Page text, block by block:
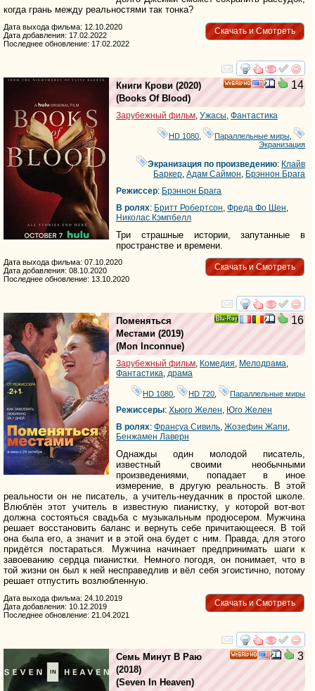
когда грань между реальностями так тонка?
Скачать и Смотреть
Дата выхода фильма: 12.10.2020
Дата добавления: 17.02.2022
Последнее обновление: 17.02.2022
смотреть
14
Книги Крови (2020)
(Books Of Blood)
Зарубежный фильм Ужасы Фантастика
HD 1080 Параллельные миры
Экранизация
Экранизация по произведению: Клайв
Баркер ,Адам Саймон Брэннон Брага
Режиссер: Брэннон Брага
В ролях: Бритт Робертсон Фреда Фо Шен
Николас Кэмпбелл
Три страшные истории, запутанные в
пространстве и времени.
Скачать и Смотреть
Дата выхода фильма: 07.10.2020
Дата добавления: 08.10.2020
Последнее обновление: 13.10.2020
смотреть
16
Поменяться
Местами (2019)
(Mon Inconnue)
Зарубежный фильм, Комедия, Мелодрама,
Фантастика, драма
HD 1080 HD 720 Параллельные миры
Режиссеры: Хьюго Желен, Юго Желен
В ролях: Франсуа Сивиль, Жозефин Жапи,
Бенжамен Лаверн
Однажды один молодой писатель,
известный своими необычными
произведениями, попадает в иное
измерение, в другую реальность. В этой
реальности он не писатель, а учитель-неудачник в простой школе.
Влюблён этот учитель в известную пианистку, у которой вот-вот
должна состояться свадьба с музыкальным продюсером. Мужчина
решает восстановить баланс и вернуть себе причитающееся. В той
она была его, а значит и в этой она будет с ним. Правда, для этого
придётся постараться. Мужчина начинает предпринимать шаги к
завоеванию сердца пианистки. Немного погодя, он понимает, что в
той жизни он был к ней несправедлив и вёл себя эгоистично, потому
решает отпустить возлюбленную.
Скачать и Смотреть
Дата выхода фильма: 24.10.2019
Дата добавления: 10.12.2019
Последнее обновление: 21.04.2021
смотреть
3
Семь Минут В Раю
(2018)
(Seven In Heaven)